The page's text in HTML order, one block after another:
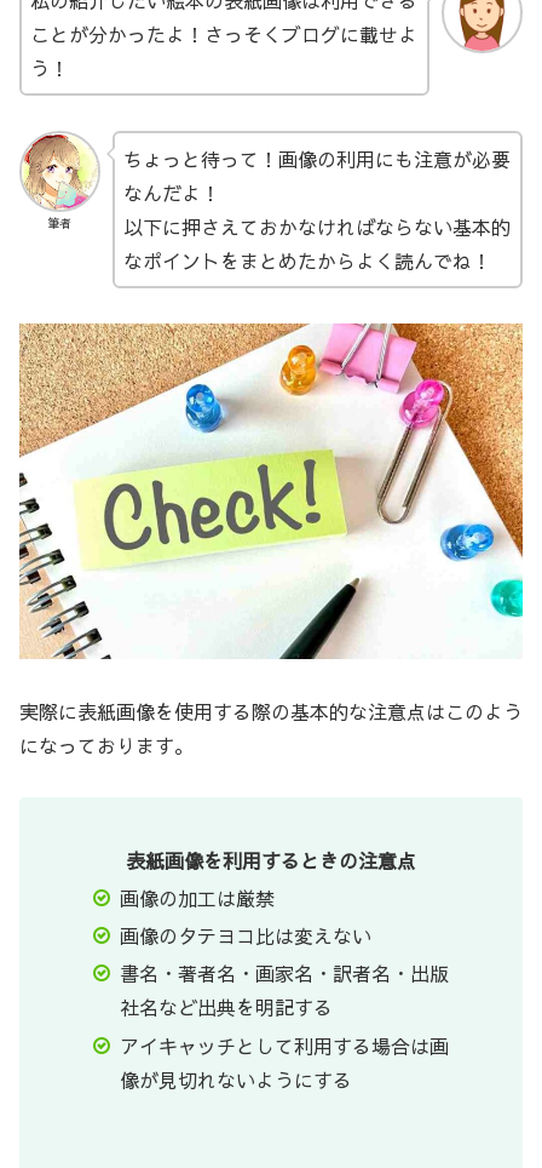
ことが分かったよ！さっそくブログに載せよ
う！
筆者
ちょっと待って！画像の利用にも注意が必要
なんだよ！
以下に押さえておかなければならない基本的
なポイントをまとめたからよく読んでね！
実際に表紙画像を使用する際の基本的な注意点はこのよう
になっております。
表紙画像を利用するときの注意点
画像の加工は厳禁
画像のタテヨコ比は変えない
書名・著者名・画家名・訳者名・出版
社名など出典を明記する
アイキャッチとして利用する場合は画
像が見切れないようにする